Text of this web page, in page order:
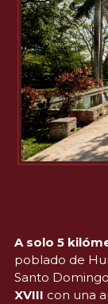
A solo 5
poblado de
Santo
XVIII con una